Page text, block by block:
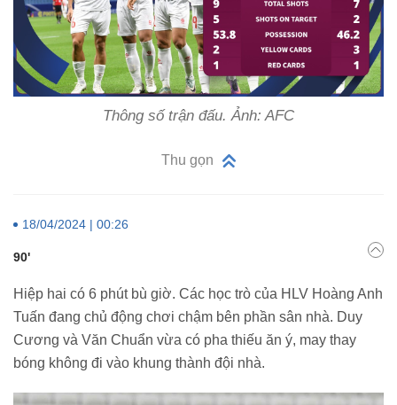
Thông số trận đấu. Ảnh: AFC
Thu gọn
18/04/2024 | 00:26
90'
Hiệp hai có 6 phút bù giờ. Các học trò của HLV Hoàng Anh
Tuấn đang chủ động chơi chậm bên phần sân nhà. Duy
Cương và Văn Chuẩn vừa có pha thiếu ăn ý, may thay
bóng không đi vào khung thành đội nhà.